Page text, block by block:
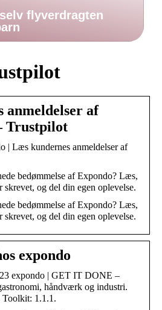
flyverdragten
anmeldelser af
Trustpilot
| Læs kundernes anmeldelser af
bedømmelse af Expondo? Læs,
skrevet, og del din egen oplevelse.
bedømmelse af Expondo? Læs,
skrevet, og del din egen oplevelse.
expondo
expondo | GET IT DONE –
håndværk og industri.
Toolkit: 1.1.1.